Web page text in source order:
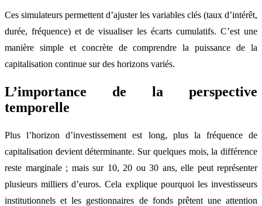
Ces simulateurs permettent d’ajuster les variables clés (taux d’intérêt,
durée, fréquence) et de visualiser les écarts cumulatifs. C’est une
manière simple et concrète de comprendre la puissance de la
capitalisation continue sur des horizons variés.
L’importance de la perspective
temporelle
Plus l’horizon d’investissement est long, plus la fréquence de
capitalisation devient déterminante. Sur quelques mois, la différence
reste marginale ; mais sur 10, 20 ou 30 ans, elle peut représenter
plusieurs milliers d’euros. Cela explique pourquoi les investisseurs
institutionnels et les gestionnaires de fonds prêtent une attention